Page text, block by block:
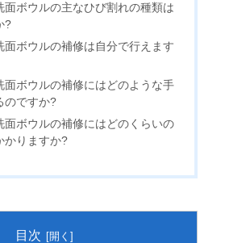
面ボウルの主なひび割れの種類は
?
面ボウルの補修は自分で行えます
面ボウルの補修にはどのような手
のですか?
面ボウルの補修にはどのくらいの
かりますか?
目次